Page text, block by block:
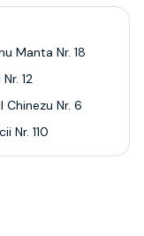
Manta Nr. 18
12
Chinezu Nr. 6
Nr. 110